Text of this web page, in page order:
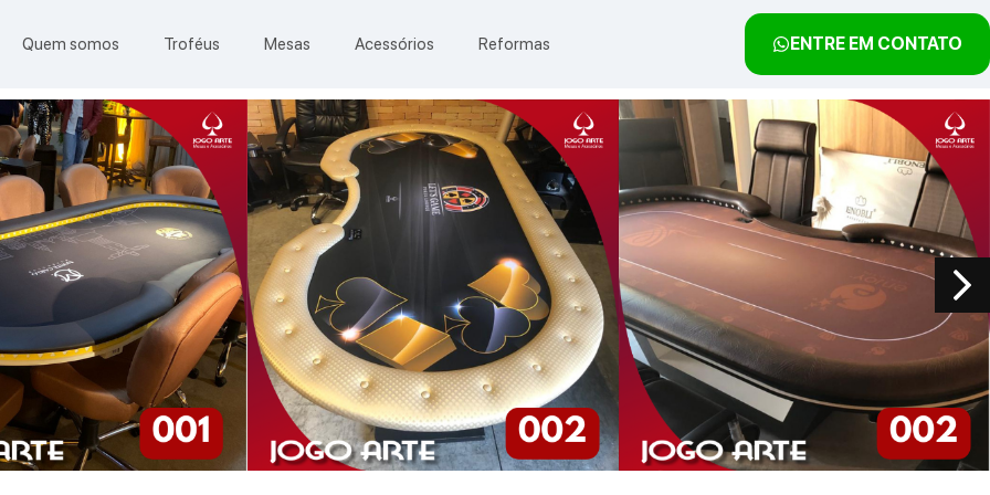
Quem somos Troféus Mesas Acessórios Reformas ENTRE EM CONTATO